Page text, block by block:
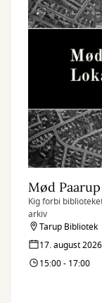
Kig forbi
arkiv
Tarup Bibliotek
17. august 2026
15:00 - 17:00